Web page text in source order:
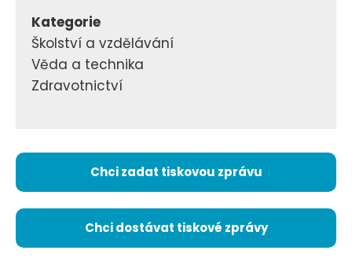
Kategorie
Školství a vzdělávání
Věda a technika
Zdravotnictví
Chci zadat tiskovou zprávu
Chci dostávat tiskové zprávy